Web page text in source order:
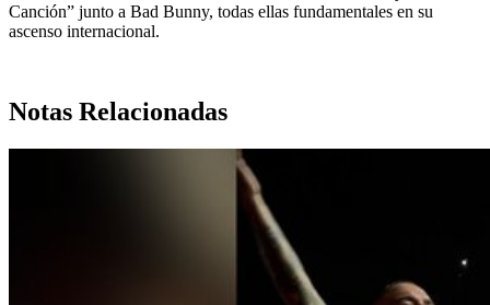
Canción” junto a Bad Bunny, todas ellas fundamentales en su
ascenso internacional.
Notas Relacionadas